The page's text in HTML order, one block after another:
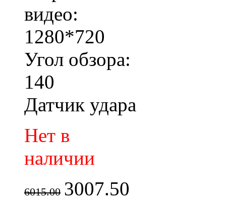
видео:
1280*720
Угол обзора:
140
Датчик удара
Нет в
наличии
6015.00 3007.50